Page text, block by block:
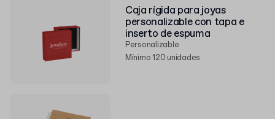
Caja rígida para joyas
personalizable con tapa e
inserto de espuma
Personalizable
Mínimo 120 unidades